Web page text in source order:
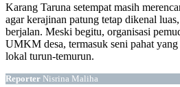
Karang Taruna setempat masih
agar kerajinan patung tetap dikenal
berjalan. Meski begitu, organisasi
UMKM desa, termasuk seni pahat
lokal turun-temurun.
Reporter Nisrina Maliha